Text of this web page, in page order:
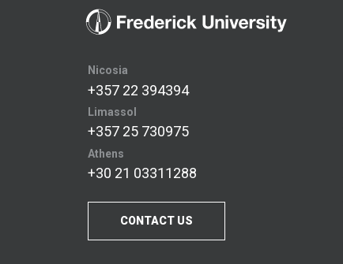
Nicosia
+357 22 394394
Limassol
+357 25 730975
Athens
+30 21 03311288
CONTACT US